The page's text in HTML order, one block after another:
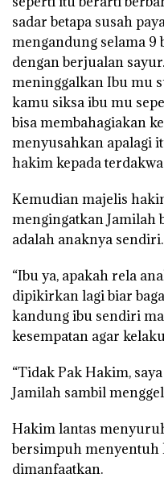
sadar betapa susah
mengandung selama
dengan berjualan
meninggalkan Ibu mu
kamu siksa ibu mu
bisa membahagiakan
menyusahkan apalagi
hakim kepada
Kemudian majelis
mengingatkan Jamilah
adalah anaknya sendiri.
“Ibu ya, apakah rela
dipikirkan lagi biar
kandung ibu sendiri
kesempatan agar
“Tidak Pak Hakim,
Jamilah sambil
Hakim lantas
bersimpuh menyentuh
dimanfaatkan.